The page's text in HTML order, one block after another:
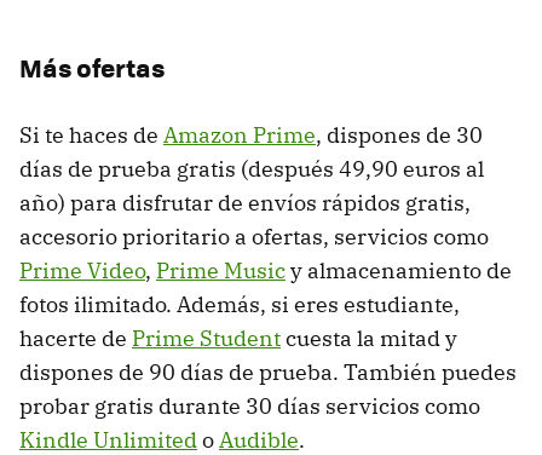
Más ofertas
Si te haces de Amazon Prime, dispones de 30
días de prueba gratis (después 49,90 euros al
año) para disfrutar de envíos rápidos gratis,
accesorio prioritario a ofertas, servicios como
Prime Video, Prime Musicy almacenamiento de
fotos ilimitado. Además, si eres estudiante,
hacerte de Prime Studentcuesta la mitad y
dispones de 90 días de prueba. También puedes
probar gratis durante 30 días servicios como
Kindle UnlimitedoAudible.